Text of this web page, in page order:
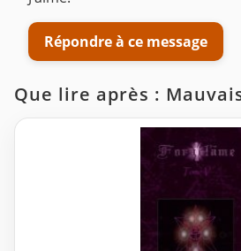
Répondre à ce message
Que lire après :